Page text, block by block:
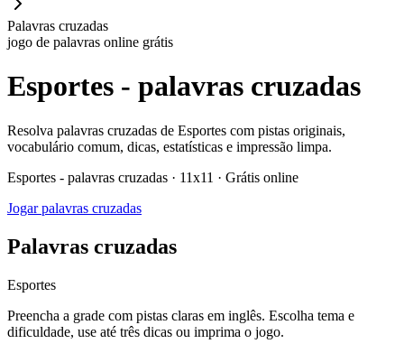
Palavras cruzadas
jogo de palavras online grátis
Esportes - palavras cruzadas
Resolva palavras cruzadas de Esportes com pistas originais,
vocabulário comum, dicas, estatísticas e impressão limpa.
Esportes - palavras cruzadas · 11x11 · Grátis online
Jogar palavras cruzadas
Palavras cruzadas
Esportes
Preencha a grade com pistas claras em inglês. Escolha tema e
dificuldade, use até três dicas ou imprima o jogo.